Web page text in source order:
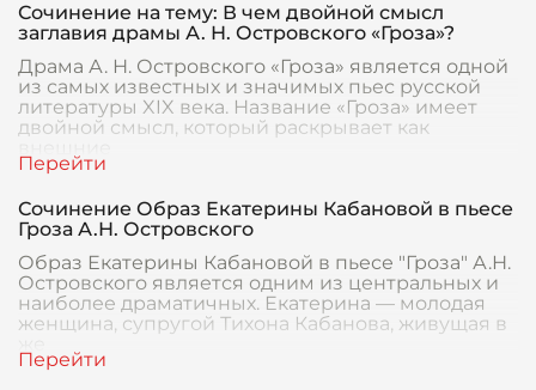
Сочинение на тему: В чем двойной смысл
заглавия драмы А. Н. Островского «Гроза»?
Драма А. Н. Островского «Гроза» является одной
из самых известных и значимых пьес русской
литературы XIX века. Название «Гроза» имеет
двойной смысл, который раскрывает как
Сочинение Образ Екатерины Кабановой в пьесе
Гроза А.Н. Островского
Образ Екатерины Кабановой в пьесе "Гроза" А.Н.
Островского является одним из центральных и
наиболее драматичных. Екатерина — молодая
женщина, супругой Тихона Кабанова, живущая в